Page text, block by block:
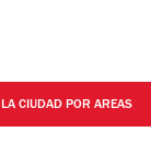
LA CIUDAD POR AREAS